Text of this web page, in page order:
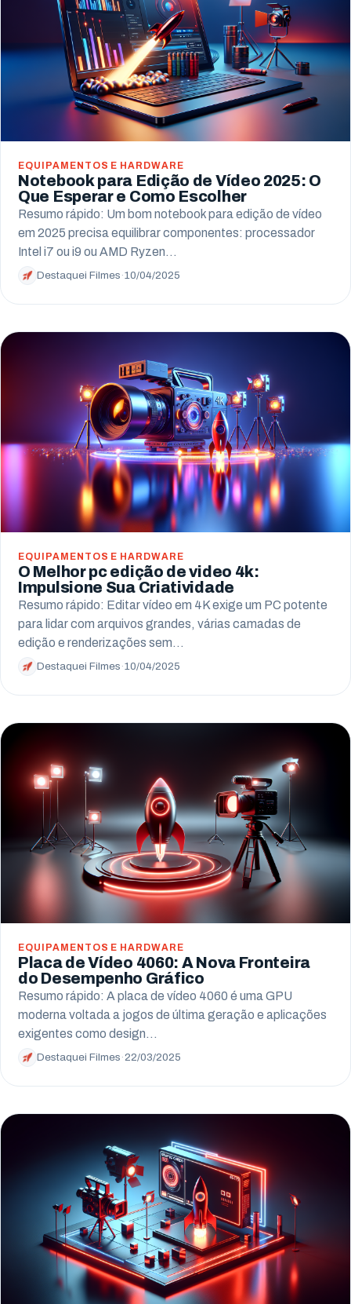
EQUIPAMENTOS E HARDWARE
Notebook para Edição de Vídeo 2025: O
Que Esperar e Como Escolher
Resumo rápido: Um bom notebook para edição de vídeo
em 2025 precisa equilibrar componentes: processador
Intel i7 ou i9 ou AMD Ryzen…
Destaquei Filmes ·10/04/2025
EQUIPAMENTOS E HARDWARE
O Melhor pc edição de video 4k:
Impulsione Sua Criatividade
Resumo rápido: Editar vídeo em 4K exige um PC potente
para lidar com arquivos grandes, várias camadas de
edição e renderizações sem…
Destaquei Filmes ·10/04/2025
EQUIPAMENTOS E HARDWARE
Placa de Vídeo 4060: A Nova Fronteira
do Desempenho Gráfico
Resumo rápido: A placa de vídeo 4060 é uma GPU
moderna voltada a jogos de última geração e aplicações
exigentes como design…
Destaquei Filmes ·22/03/2025